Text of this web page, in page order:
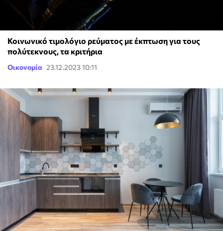
Κοινωνικό τιμολόγιο ρεύματος με έκπτωση για τους
πολύτεκνους, τα κριτήρια
Οικονομία 23.12.2023 10:11